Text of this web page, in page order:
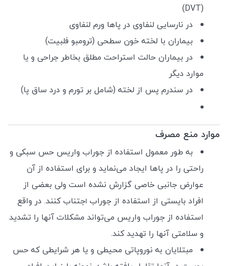
(DVT)
در نارسایی لنفاوی در پاها ورم لنفاوی
بیماران با لخته خون سطحی (ترومبو فلبیت)
در بیماران حالت استراحت مطلق بخاطر جراحی و یا
موارد دیگر
در سندرم پس از لخته (شامل بر تورم و درد ساق پا)
موارد منع مصرف
به طور معمول استفاده از جوراب واریس حس سبکی و
راحتی را در پاها ایجاد می‌نماید و برای استفاده از آن
عوارض جانبی خاصی گزارش نشده است ولی بعضی از
افراد بایستی از استفاده از جوراب اجتناب کنند. در واقع
استفاده از جوراب واریس می‌تواند مشکلات آنها را تشدید
و سلامتی آنها را تهدید کند.
مبتلایان به نوروپاتی محیطی و یا هر شرایطی که حس